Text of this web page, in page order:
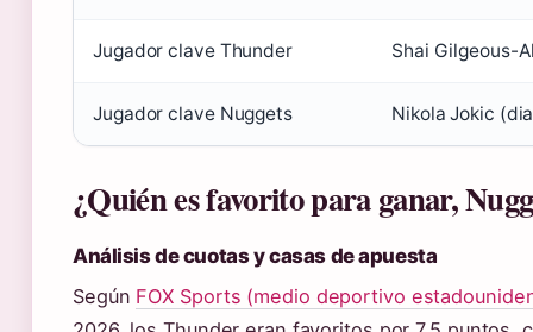
Jugador clave Thunder Shai Gilgeous-
Jugador clave Nuggets Nikola Jokic
¿Quién es favorito para ganar,
Análisis de cuotas y casas de apuesta
Según FOX Sports (medio deportivo